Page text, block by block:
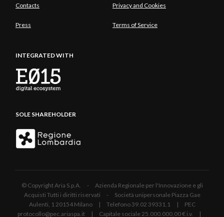
Contacts Privacy and Cookies
Press Terms of Service
INTEGRATED WITH
SOLE SHAREHOLDER
© Copyright Aria S.p.A. - Azienda Regionale per l'Innovazione e gli
Acquisti Tutti i diritti riservati - Società unipersonale Piazza Gae
Aulenti, 1 20154 Milano | Telefono 39.02 39331.1 | PEC
protocollo@pec.ariaspa.it | Capitale sociale 25.000.000,00 € i.v. |